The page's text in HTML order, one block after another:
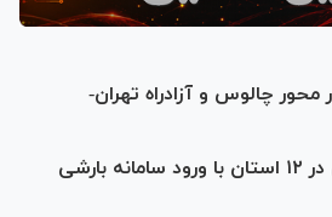
چالوس و آزادراه تهران-
بارش برف و باران در ۱۲ استان با ورود سامانه بارشی